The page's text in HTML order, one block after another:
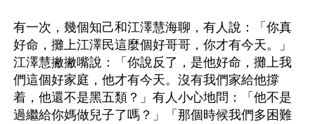
有一次，幾個知己和江澤慧海聊，有人說：「你真
好命，攤上江澤民這麼個好哥哥，你才有今天。」
江澤慧撇撇嘴說：「你說反了，是他好命，攤上我
們這個好家庭，他才有今天。沒有我們家給他撐
着，他還不是黑五類？」有人小心地問：「他不是
過繼給你媽做兒子了嗎？」「那個時候我們多困難